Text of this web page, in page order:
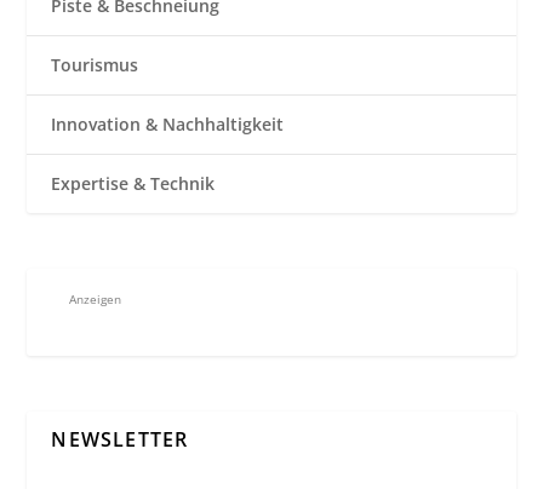
Piste & Beschneiung
Tourismus
Innovation & Nachhaltigkeit
Expertise & Technik
Anzeigen
NEWSLETTER